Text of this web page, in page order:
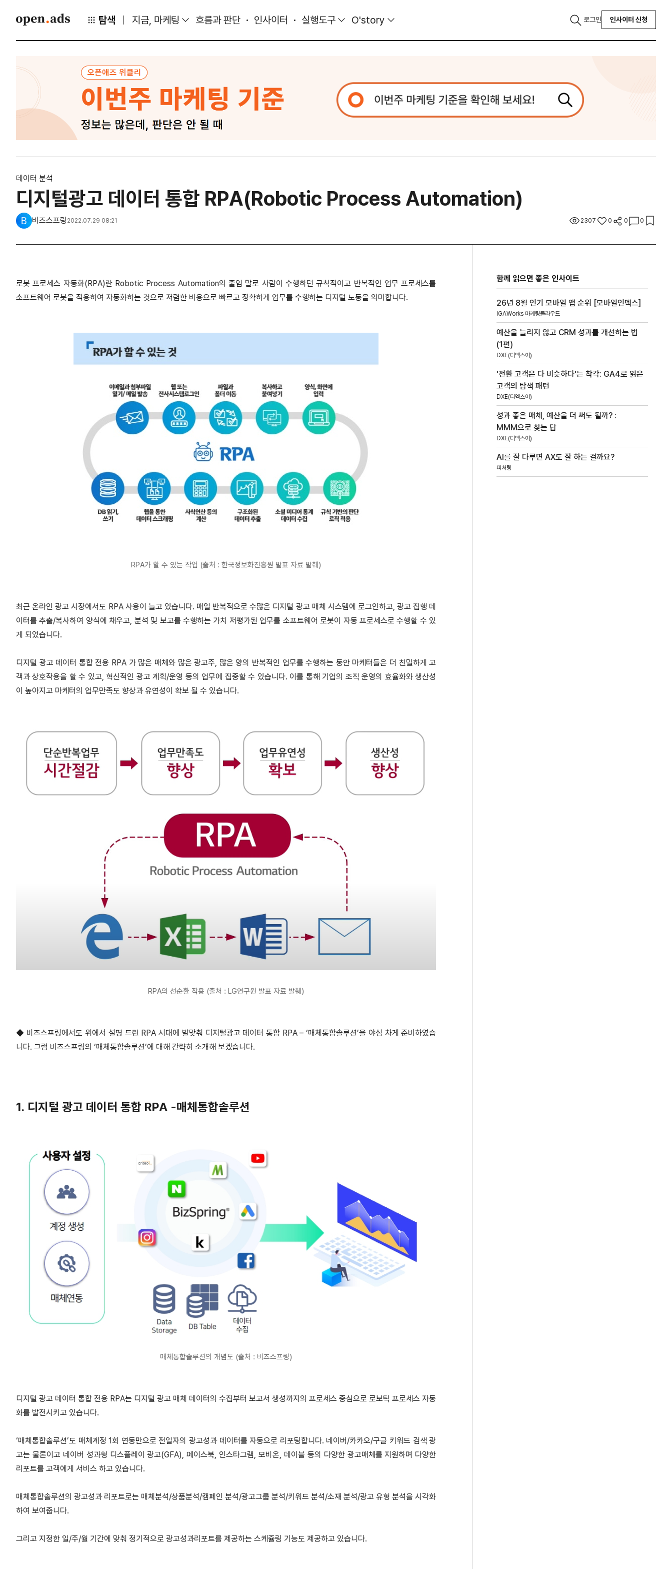
탐색 지금, 마케팅 흐름과 판단 인사이터 실행도구 O'story 로그인 인사이터 신청
데이터 분석
디지털광고 데이터 통합 RPA(Robotic Process Automation)
비즈스프링 2022.07.29 08:21 2307 0 0 0
로봇 프로세스 자동화(RPA)란 Robotic Process Automation의 줄임 말로 사람이 수행하던 규칙적이고 반복적인 업무 프로세스를
소프트웨어 로봇을 적용하여 자동화하는 것으로 저렴한 비용으로 빠르고 정확하게 업무를 수행하는 디지털 노동을 의미합니다.
RPA가 할 수 있는 작업 (출처 : 한국정보화진흥원 발표 자료 발췌)
최근 온라인 광고 시장에서도 RPA 사용이 늘고 있습니다. 매일 반복적으로 수많은 디지털 광고 매체 시스템에 로그인하고, 광고 집행 데
이터를 추출/복사하여 양식에 채우고, 분석 및 보고를 수행하는 가치 저평가된 업무를 소프트웨어 로봇이 자동 프로세스로 수행할 수 있
게 되었습니다.
디지털 광고 데이터 통합 전용 RPA 가 많은 매체와 많은 광고주, 많은 양의 반복적인 업무를 수행하는 동안 마케터들은 더 친밀하게 고
객과 상호작용을 할 수 있고, 혁신적인 광고 계획/운영 등의 업무에 집중할 수 있습니다. 이를 통해 기업의 조직 운영의 효율화와 생산성
이 높아지고 마케터의 업무만족도 향상과 유연성이 확보 될 수 있습니다.
RPA의 선순환 작용 (출처 : LG연구원 발표 자료 발췌)
◆ 비즈스프링에서도 위에서 설명 드린 RPA 시대에 발맞춰 디지털광고 데이터 통합 RPA – ‘매체통합솔루션’을 야심 차게 준비하였습
니다. 그럼 비즈스프링의 ‘매체통합솔루션’에 대해 간략히 소개해 보겠습니다.
1. 디지털 광고 데이터 통합 RPA -매체통합솔루션
매체통합솔루션의 개념도 (출처 : 비즈스프링)
디지털 광고 데이터 통합 전용 RPA는 디지털 광고 매체 데이터의 수집부터 보고서 생성까지의 프로세스 중심으로 로보틱 프로세스 자동
화를 발전시키고 있습니다.
‘매체통합솔루션’도 매체계정 1회 연동만으로 전일자의 광고성과 데이터를 자동으로 리포팅합니다. 네이버/카카오/구글 키워드 검색 광
고는 물론이고 네이버 성과형 디스플레이 광고(GFA), 페이스북, 인스타그램, 모비온, 데이블 등의 다양한 광고매체를 지원하며 다양한
리포트를 고객에게 서비스 하고 있습니다.
매체통합솔루션의 광고성과 리포트로는 매체분석/상품분석/캠페인 분석/광고그룹 분석/키워드 분석/소재 분석/광고 유형 분석을 시각화
하여 보여줍니다.
그리고 지정한 일/주/월 기간에 맞춰 정기적으로 광고성과리포트를 제공하는 스케쥴링 기능도 제공하고 있습니다.
함께 읽으면 좋은 인사이트
26년 8월 인기 모바일 앱 순위 [모바일인덱스]
IGAWorks 마케팅클라우드
예산을 늘리지 않고 CRM 성과를 개선하는 법
(1편)
DXE(디엑스이)
'전환 고객은 다 비슷하다'는 착각: GA4로 읽은
고객의 탐색 패턴
DXE(디엑스이)
성과 좋은 매체, 예산을 더 써도 될까? :
MMM으로 찾는 답
DXE(디엑스이)
AI를 잘 다루면 AX도 잘 하는 걸까요?
피처링